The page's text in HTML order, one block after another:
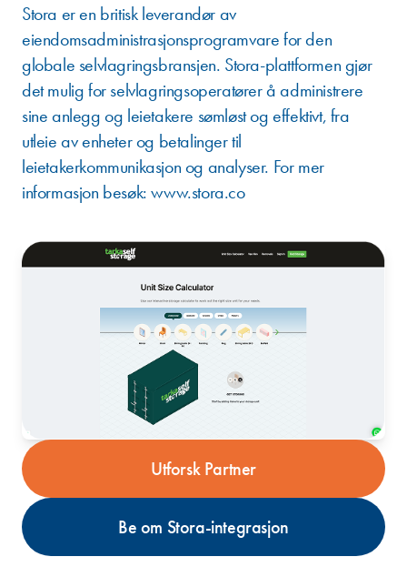
Stora er en britisk leverandør av
eiendomsadministrasjonsprogramvare for den
globale selvlagringsbransjen. Stora-plattformen gjør
det mulig for selvlagringsoperatører å administrere
sine anlegg og leietakere sømløst og effektivt, fra
utleie av enheter og betalinger til
leietakerkommunikasjon og analyser. For mer
informasjon besøk:www.stora.co
Utforsk Partner
Be om Stora-integrasjon